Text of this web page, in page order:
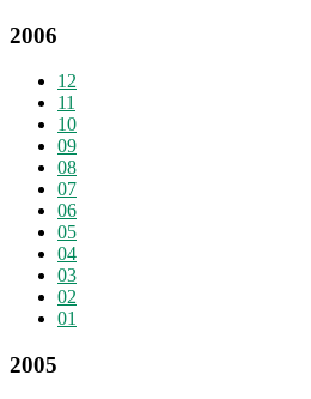
2006
12
11
10
09
08
07
06
05
04
03
02
01
2005